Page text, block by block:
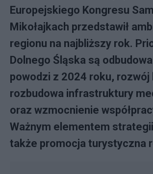
Europejskiego Kongresu
Mikołajkach przedstawił
regionu na najbliższy rok.
Dolnego Śląska są
powodzi z 2024 roku, rozwój
rozbudowa infrastruktury
oraz wzmocnienie
Ważnym elementem
także promocja turystyczna